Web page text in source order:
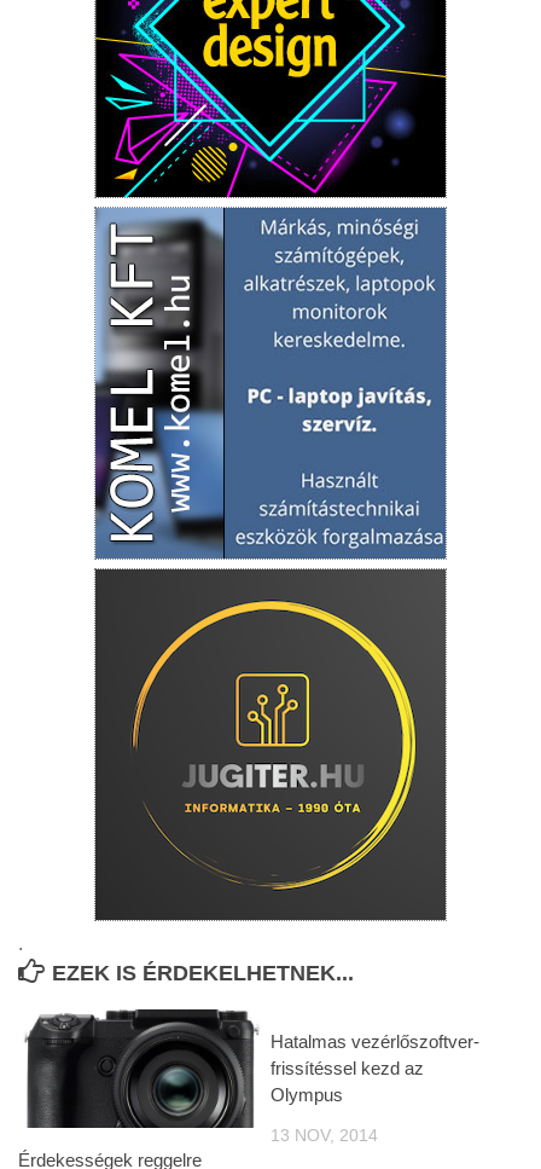
.
EZEK IS ÉRDEKELHETNEK...
Érdekességek reggelre
Hatalmas vezérlőszoftver-
frissítéssel kezd az
Olympus
13 NOV, 2014